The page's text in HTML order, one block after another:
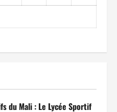
du Mali : Le Lycée Sportif